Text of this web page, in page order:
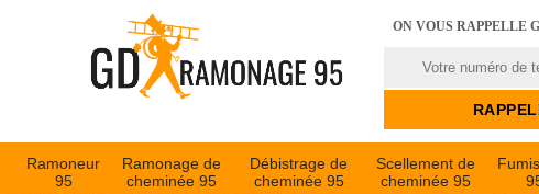
ON VOUS RAPPELLE
Ramoneur
95
Ramonage de
cheminée 95
Débistrage de
cheminée 95
Scellement de
cheminée 95